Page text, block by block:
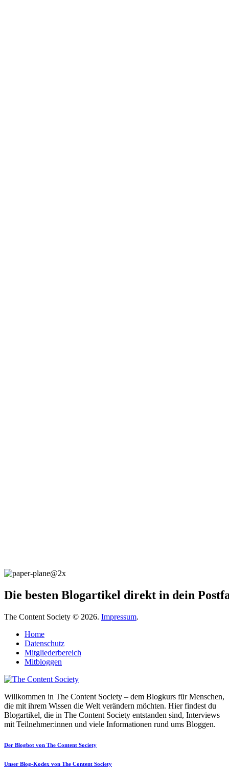
Die besten Blogartikel direkt in dein
The Content Society © 2026. Impressum.
Home
Datenschutz
Mitgliederbereich
Mitbloggen
Willkommen in The Content Society – dem Blogkurs für Menschen,
die mit ihrem Wissen die Welt verändern möchten. Hier findest du
Blogartikel, die in The Content Society entstanden sind, Interviews
mit Teilnehmer:innen und viele Informationen rund ums Bloggen.
Der Blogbot von The Content Society
Unser Blog-Kodex von The Content Society